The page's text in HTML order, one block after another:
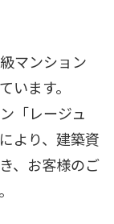
マンション
います。
「レージュ
より、建築資
、お客様のご